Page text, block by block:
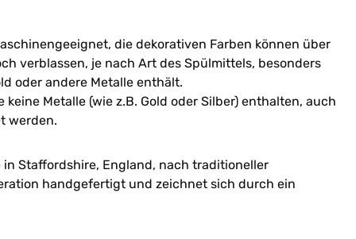
die dekorativen Farben können über
verblassen, je nach Art des Spülmittels, besonders
oder andere Metalle enthält.
keine Metalle (wie z.B. Gold oder Silber) enthalten, auch
werden.
in Staffordshire, England, nach traditioneller
handgefertigt und zeichnet sich durch ein